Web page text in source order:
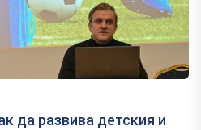
да развива детския и